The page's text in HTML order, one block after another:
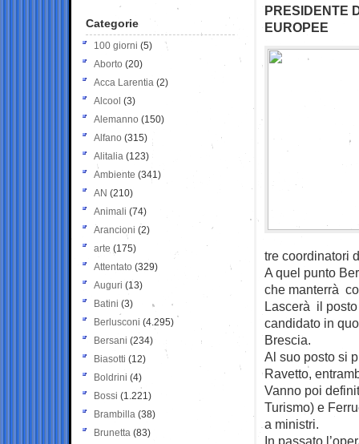
PRESIDENTE
EUROPEE
tre coordinatori
A quel punto
che manterrà
Lascerà il
candidato in
Brescia.
Al suo posto si
Ravetto,
Vanno poi
Turismo) e
a ministri.
In passato
Categorie
100 giorni (5)
Aborto (20)
Acca Larentia (2)
Alcool (3)
Alemanno (150)
Alfano (315)
Alitalia (123)
Ambiente (341)
AN (210)
Animali (74)
Arancioni (2)
arte (175)
Attentato (329)
Auguri (13)
Batini (3)
Berlusconi (4.295)
Bersani (234)
Biasotti (12)
Boldrini (4)
Bossi (1.221)
Brambilla (38)
Brunetta (83)